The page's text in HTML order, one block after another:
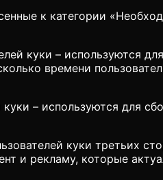
к категории
куки – используются
времени
– используются для
куки третьих
и рекламу, которые